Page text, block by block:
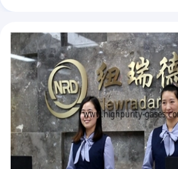
Alta presión oxígeno-gas del O2 Cas 7782-44-7 de la
La pureza elevada oxígeno-gas O2 provee de gas CAS 7782-44-7,